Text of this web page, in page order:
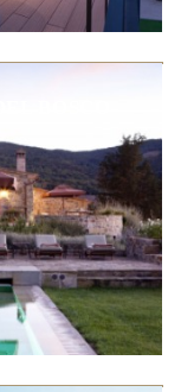
BOSCO